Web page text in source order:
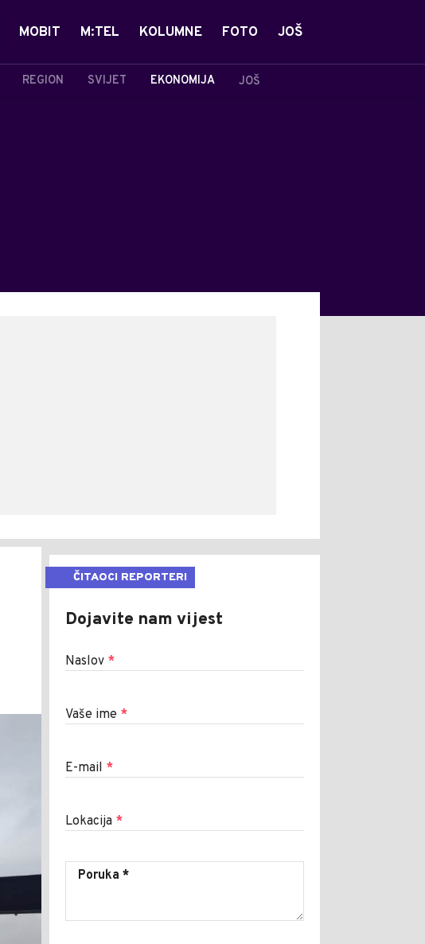
REGION SVIJET EKONOMIJA JOŠ
MOBIT M:TEL KOLUMNE FOTO JOŠ
ČITAOCI REPORTERI
Dojavite nam vijest
Naslov *
Vaše ime *
E-mail *
Lokacija *